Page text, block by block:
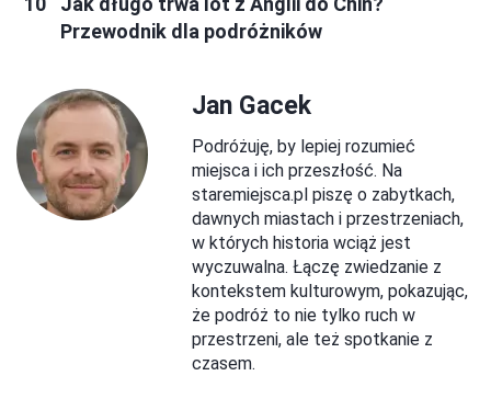
Przewodnik dla podróżników
Jan Gacek
Podróżuję, by lepiej rozumieć
miejsca i ich przeszłość. Na
staremiejsca.pl piszę o zabytkach,
dawnych miastach i przestrzeniach,
w których historia wciąż jest
wyczuwalna. Łączę zwiedzanie z
kontekstem kulturowym, pokazując,
że podróż to nie tylko ruch w
przestrzeni, ale też spotkanie z
czasem.